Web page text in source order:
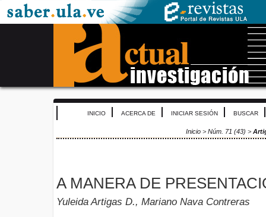
INICIO ACERCA DE INICIAR SESIÓN BUSCAR
Inicio> Núm. 71 (43) >
A MANERA DE
Yuleida Artigas D., Mariano Nava Contreras